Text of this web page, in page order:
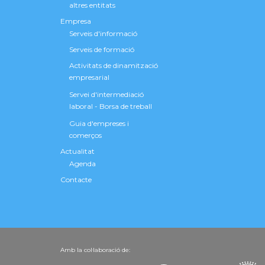
altres entitats
Empresa
Serveis d'informació
Serveis de formació
Activitats de dinamització
empresarial
Servei d'intermediació
laboral - Borsa de treball
Guia d'empreses i
comerços
Actualitat
Agenda
Contacte
Amb la col·laboració de: